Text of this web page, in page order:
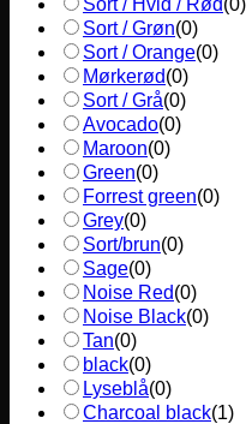
Sort / Grøn(0)
Sort / Orange(0)
Mørkerød(0)
Sort / Grå(0)
Avocado(0)
Maroon(0)
Green(0)
Forrest green(0)
Grey(0)
Sort/brun(0)
Sage(0)
Noise Red(0)
Noise Black(0)
Tan(0)
black(0)
Lyseblå(0)
Charcoal black(1)